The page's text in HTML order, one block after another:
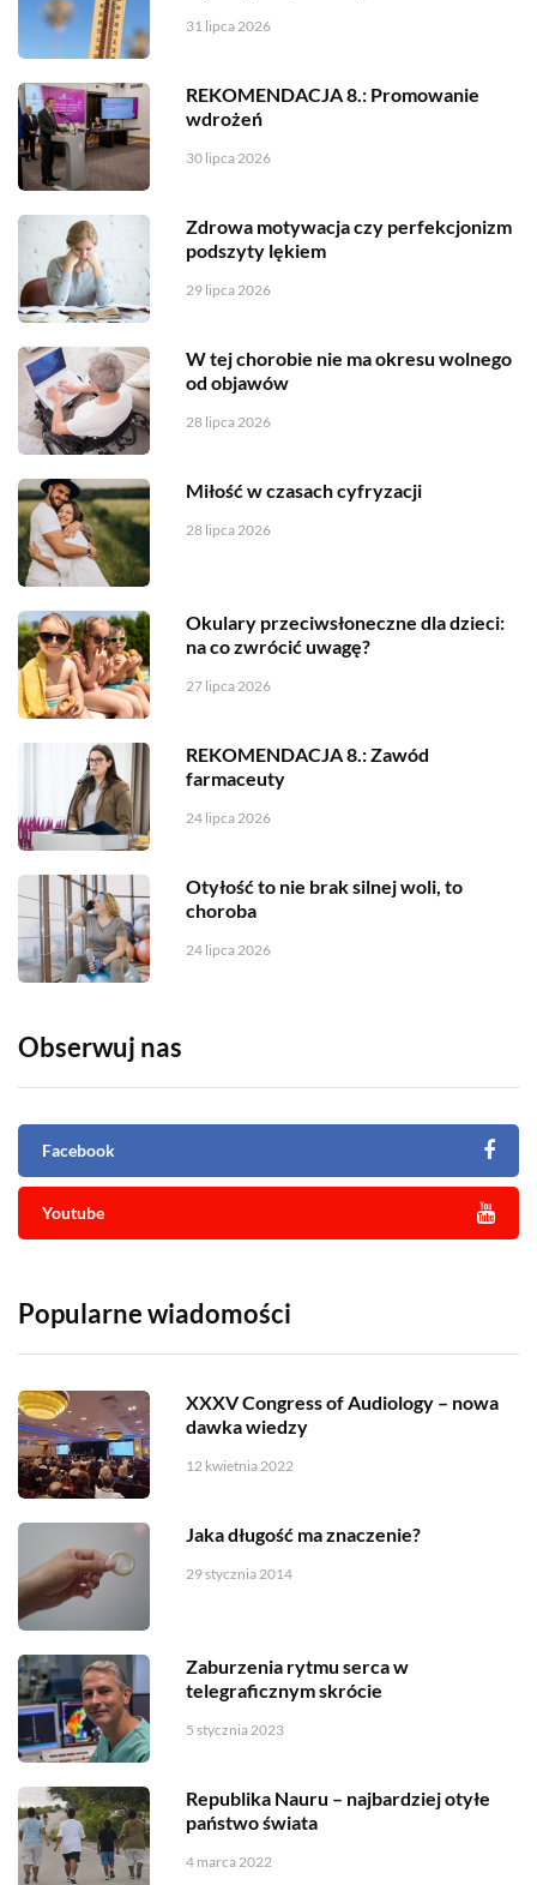
31 lipca 2026
REKOMENDACJA 8.: Promowanie
wdrożeń
30 lipca 2026
Zdrowa motywacja czy perfekcjonizm
podszyty lękiem
29 lipca 2026
W tej chorobie nie ma okresu wolnego
od objawów
28 lipca 2026
Miłość w czasach cyfryzacji
28 lipca 2026
Okulary przeciwsłoneczne dla dzieci:
na co zwrócić uwagę?
27 lipca 2026
REKOMENDACJA 8.: Zawód
farmaceuty
24 lipca 2026
Otyłość to nie brak silnej woli, to
choroba
24 lipca 2026
Obserwuj nas
Facebook
Youtube
Popularne wiadomości
XXXV Congress of Audiology – nowa
dawka wiedzy
12 kwietnia 2022
Jaka długość ma znaczenie?
29 stycznia 2014
Zaburzenia rytmu serca w
telegraficznym skrócie
5 stycznia 2023
Republika Nauru – najbardziej otyłe
państwo świata
4 marca 2022